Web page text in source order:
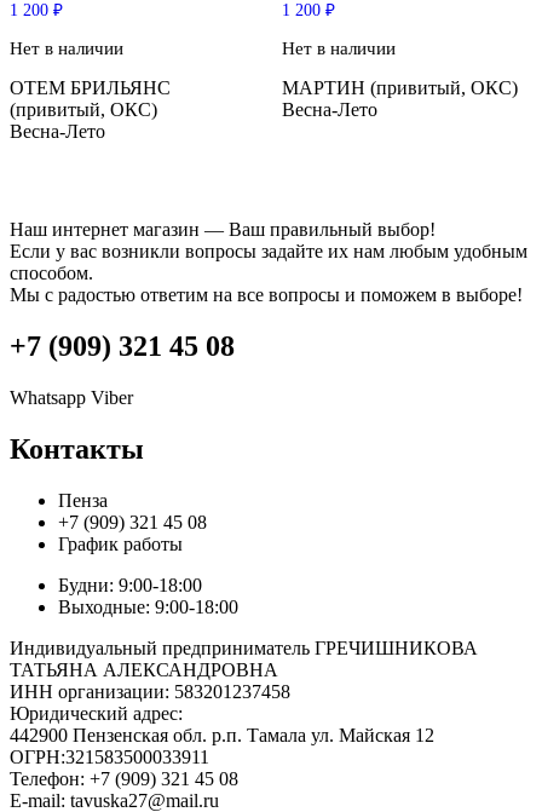
1 200 ₽
Нет в наличии
ОТЕМ БРИЛЬЯНС
(привитый, ОКС)
Весна-Лето
1 200 ₽
Нет в наличии
МАРТИН (привитый, ОКС)
Весна-Лето
Наш интернет магазин — Ваш правильный выбор!
Если у вас возникли вопросы задайте их нам любым удобным
способом.
Мы с радостью ответим на все вопросы и поможем в выборе!
+7 (909) 321 45 08
Whatsapp Viber
Контакты
Пенза
+7 (909) 321 45 08
График работы
Будни: 9:00-18:00
Выходные: 9:00-18:00
Индивидуальный предприниматель ГРЕЧИШНИКОВА
ТАТЬЯНА АЛЕКСАНДРОВНА
ИНН организации: 583201237458
Юридический адрес:
442900 Пензенская обл. р.п. Тамала ул. Майская 12
ОГРН:321583500033911
Телефон: +7 (909) 321 45 08
E-mail: tavuska27@mail.ru